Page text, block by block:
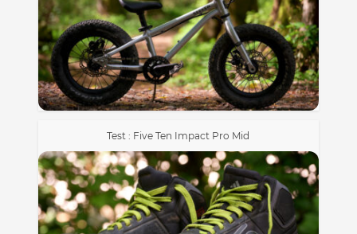
Test : Five Ten Impact Pro Mid